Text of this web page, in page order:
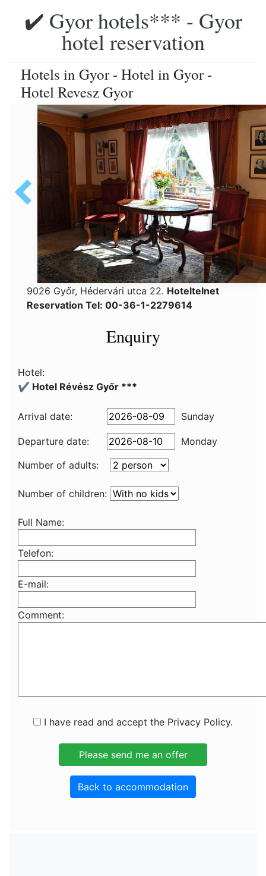
✔️ Gyor hotels*** - Gyor
hotel reservation
Hotels in Gyor - Hotel in Gyor -
Hotel Revesz Gyor
9026 Győr, Hédervári utca 22. Hoteltelnet
Reservation Tel: 00-36-1-2279614
Enquiry
Hotel:
✔️ Hotel Révész Győr ***
Arrival date: Sunday
Departure date:
Monday
Number of adults:
Number of children:
Full Name:
Telefon:
E-mail:
Comment:
I have read and accept the Privacy Policy.
Back to accommodation